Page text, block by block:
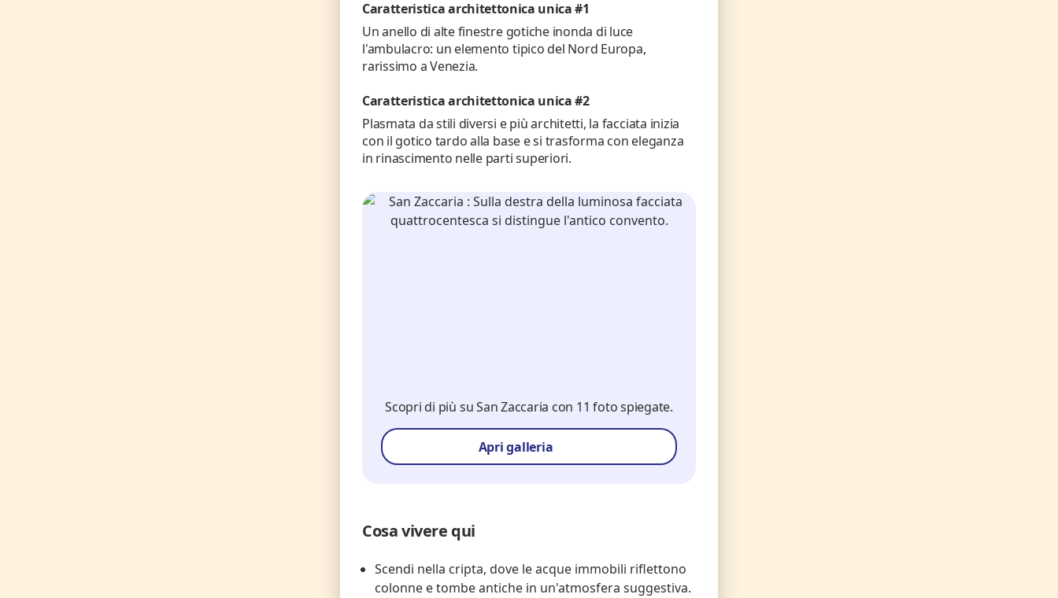
Caratteristica architettonica unica #1
Un anello di alte finestre gotiche inonda di luce
l'ambulacro: un elemento tipico del Nord Europa,
rarissimo a Venezia.
Caratteristica architettonica unica #2
Plasmata da stili diversi e più architetti, la facciata inizia
con il gotico tardo alla base e si trasforma con eleganza
in rinascimento nelle parti superiori.
Scopri di più su San Zaccaria con 11 foto spiegate.
Apri galleria
Cosa vivere qui
Scendi nella cripta, dove le acque immobili riflettono
colonne e tombe antiche in un'atmosfera suggestiva.